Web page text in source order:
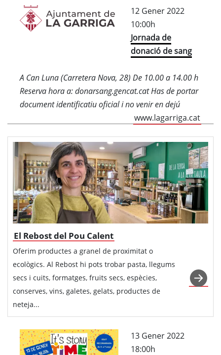
12 Gener 2022
10:00h
Jornada de
donació de sang
A Can Luna (Carretera Nova, 28) De 10.00 a 14.00 h
Reserva hora a: donarsang.gencat.cat Has de portar
document identificatiu oficial i no venir en dejú
www.lagarriga.cat
El Rebost del Pou Calent
Oferim productes a granel de proximitat o
ecològics. Al Rebost hi pots trobar pasta, llegums
secs i cuits, formatges, fruits secs, espècies,
conserves, vins, galetes, gelats, productes de
neteja...
13 Gener 2022
18:00h